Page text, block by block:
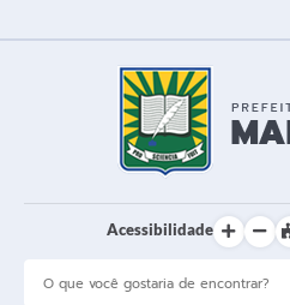
Acessibilidade